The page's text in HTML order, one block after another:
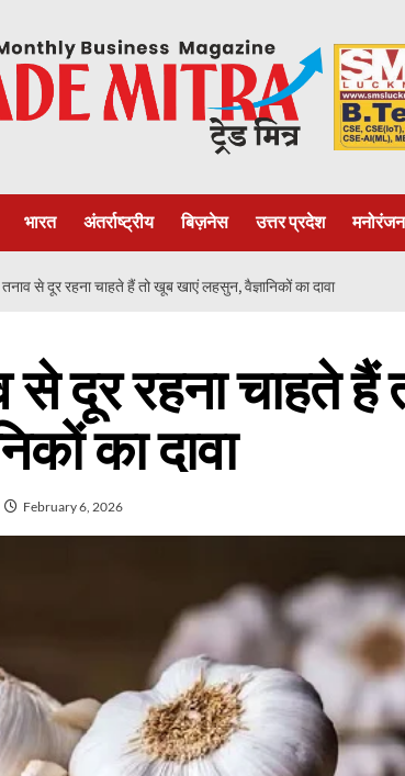
भारत अंतर्राष्ट्रीय बिज़नेस उत्तर प्रदेश मनोरंजन
तनाव से दूर रहना चाहते हैं तो खूब खाएं लहसुन, वैज्ञानिकों का दावा
से दूर रहना चाहते
का दावा
February 6, 2026